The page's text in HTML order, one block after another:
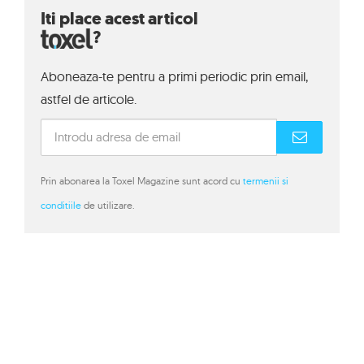
Iti place acest articol
?
Aboneaza-te pentru a primi periodic prin email,
astfel de articole.
Prin abonarea la Toxel Magazine sunt acord cu termenii si
conditiile de utilizare.